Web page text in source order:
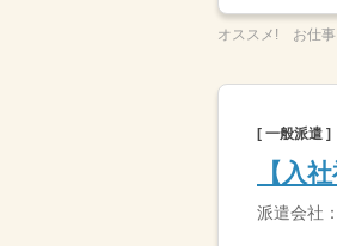
オススメ! お仕事
[ 一般派遣 ]
【入
派遣会社：